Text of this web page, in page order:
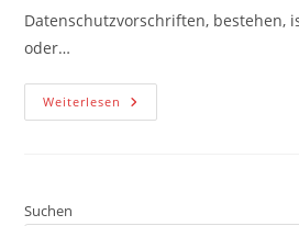
Datenschutzvorschriften, bestehen,
oder…
Weiterlesen Artikel
49
Suchen